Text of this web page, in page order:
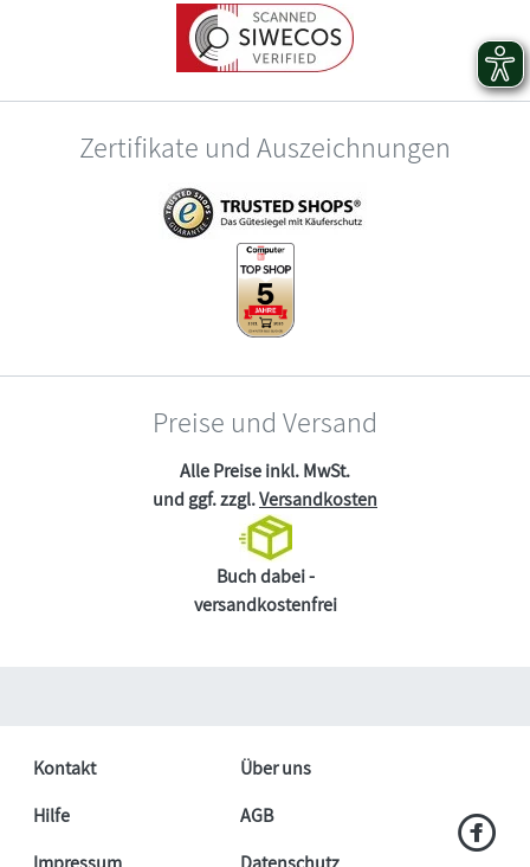
Zertifikate und Auszeichnungen
Preise und Versand
Alle Preise inkl. MwSt.
und ggf. zzgl.Versandkosten
Buch dabei -
versandkostenfrei
Kontakt
Über uns
Hilfe
AGB